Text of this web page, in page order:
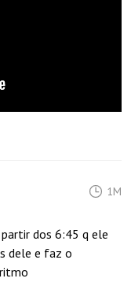
1M
dos 6:45 q ele
dele e faz o